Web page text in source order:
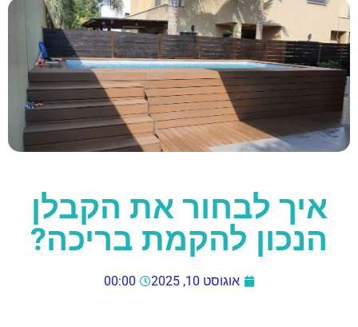
איך לבחור את הקבלן
הנכון להקמת בריכה?
אוגוסט 10, 2025 00:00